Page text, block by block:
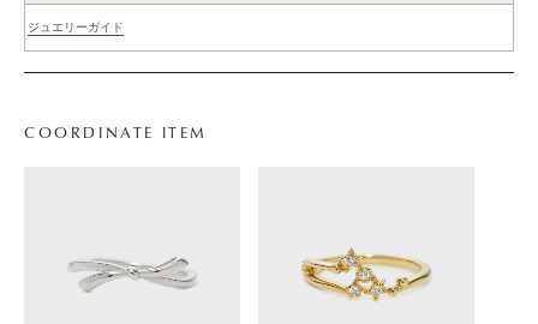
ジュエリーガイド
COORDINATE ITEM